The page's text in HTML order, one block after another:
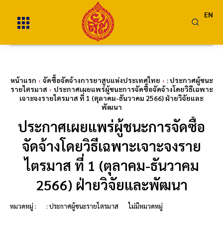
EN
หน้าแรก จัดซื้อจัดจ้างการยาสูบแห่งประเทศไทย
: ประกาศผู้ชนะ
รายไตรมาส
ประกาศเผยแพร่ผู้ชนะการจัดซื้อจัดจ้างโดยวิธีเฉพาะ
เจาะจงรายไตรมาส ที่ 1 (ตุลาคม-ธันวาคม 2566) ฝ่ายวิจัยและ
พัฒนา
ประกาศเผยแพร่ผู้ชนะการจัดซื้อ
จัดจ้างโดยวิธีเฉพาะเจาะจงราย
ไตรมาส ที่ 1 (ตุลาคม-ธันวาคม
2566) ฝ่ายวิจัยและพัฒนา
หมวดหมู่ : : ประกาศผู้ชนะรายไตรมาส ไม่มีหมวดหมู่